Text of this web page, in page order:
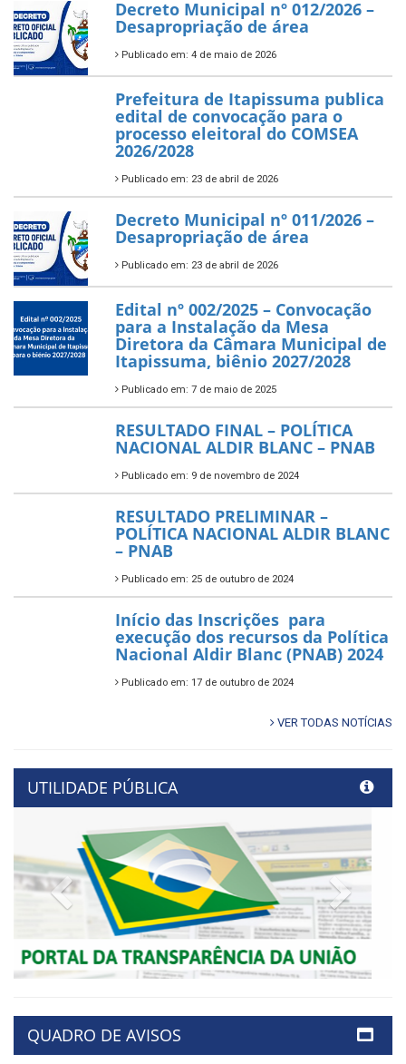
Decreto Municipal nº 012/2026 –
Desapropriação de área
Publicado em: 4 de maio de 2026
Prefeitura de Itapissuma publica
edital de convocação para o
processo eleitoral do COMSEA
2026/2028
Publicado em: 23 de abril de 2026
Decreto Municipal nº 011/2026 –
Desapropriação de área
Publicado em: 23 de abril de 2026
Edital nº 002/2025 – Convocação
para a Instalação da Mesa
Diretora da Câmara Municipal de
Itapissuma, biênio 2027/2028
Publicado em: 7 de maio de 2025
RESULTADO FINAL – POLÍTICA
NACIONAL ALDIR BLANC – PNAB
Publicado em: 9 de novembro de 2024
RESULTADO PRELIMINAR –
POLÍTICA NACIONAL ALDIR BLANC
– PNAB
Publicado em: 25 de outubro de 2024
Início das Inscrições para
execução dos recursos da Política
Nacional Aldir Blanc (PNAB) 2024
Publicado em: 17 de outubro de 2024
VER TODAS NOTÍCIAS
UTILIDADE PÚBLICA
Previous
QUADRO DE AVISOS